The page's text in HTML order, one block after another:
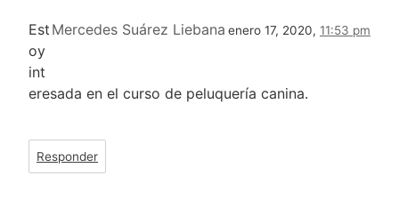
Mercedes Suárez Liebana enero 17, 2020, 11:53 pm
Est
oy
int
eresada en el curso de peluquería canina.
Responder